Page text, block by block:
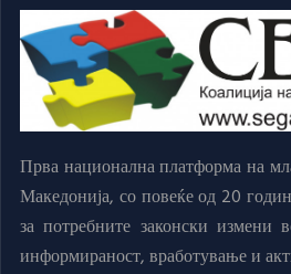
Прва национална платформа на
Македонија, со повеќе од 20
за потребните законски измени
информираност, вработување и